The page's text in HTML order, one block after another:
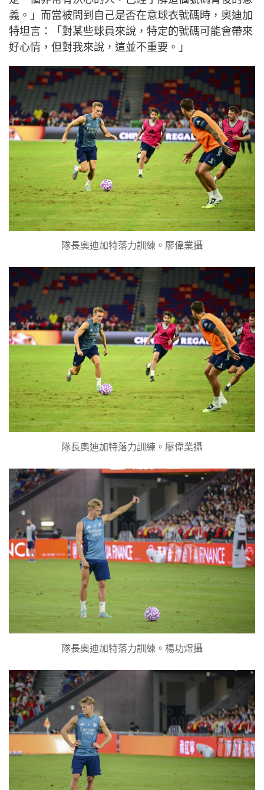
義。」而當被問到自己是否在意球衣號碼時，奧迪加
特坦言：「對某些球員來說，特定的號碼可能會帶來
好心情，但對我來說，這並不重要。」
隊長奧迪加特落力訓練。廖偉業攝
隊長奧迪加特落力訓練。廖偉業攝
隊長奧迪加特落力訓練。楊功煜攝